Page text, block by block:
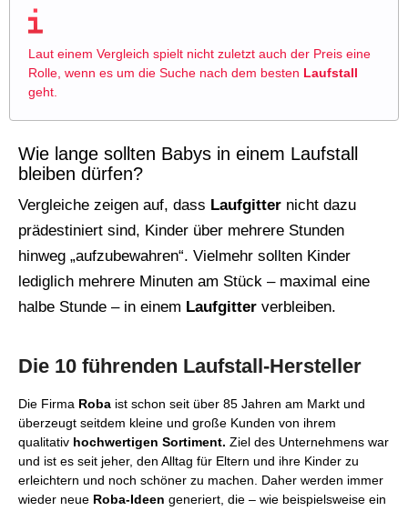
Laut einem Vergleich spielt nicht zuletzt auch der Preis eine
Rolle, wenn es um die Suche nach dem besten Laufstall
geht.
Wie lange sollten Babys in einem Laufstall
bleiben dürfen?
Vergleiche zeigen auf, dass Laufgitter nicht dazu
prädestiniert sind, Kinder über mehrere Stunden
hinweg „aufzubewahren“. Vielmehr sollten Kinder
lediglich mehrere Minuten am Stück – maximal eine
halbe Stunde – in einem Laufgitter verbleiben.
Die 10 führenden Laufstall-Hersteller
Die Firma Roba ist schon seit über 85 Jahren am Markt und
überzeugt seitdem kleine und große Kunden von ihrem
qualitativ hochwertigen Sortiment. Ziel des Unternehmens war
und ist es seit jeher, den Alltag für Eltern und ihre Kinder zu
erleichtern und noch schöner zu machen. Daher werden immer
wieder neue Roba-Ideen generiert, die – wie beispielsweise ein